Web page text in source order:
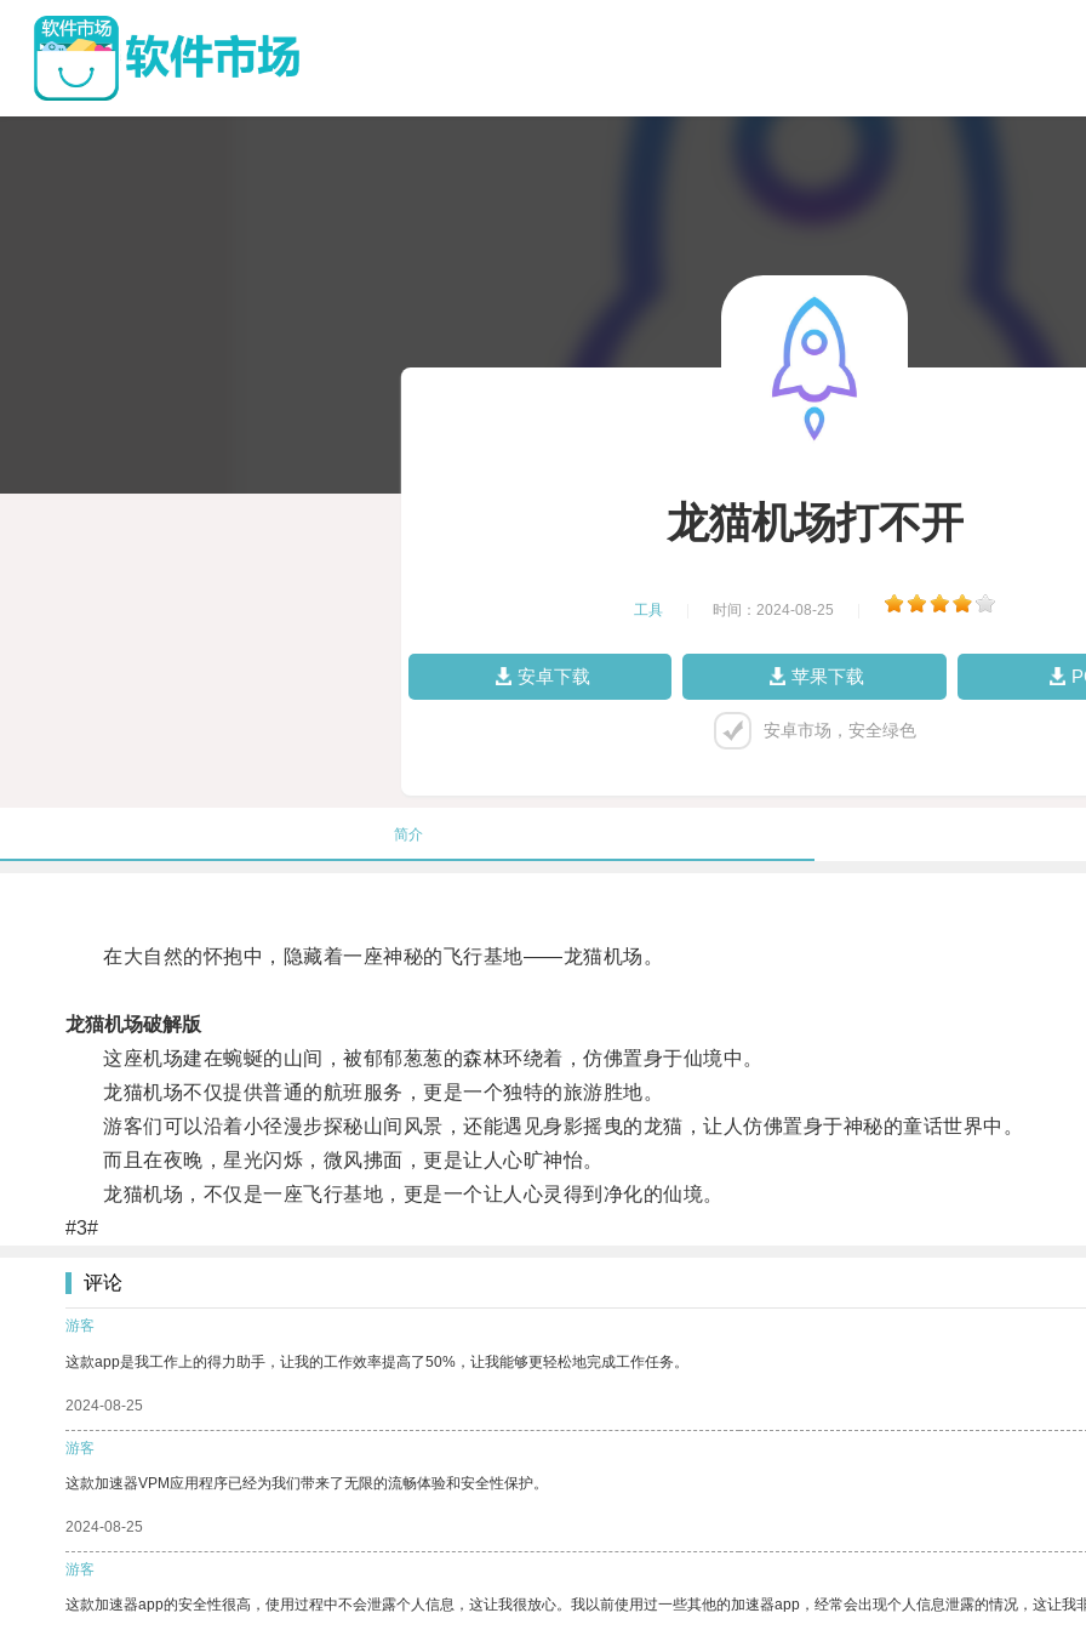
龙猫机场打不开
工具 时间：2024-08-25
安卓下载 苹果下载
安卓市场，安全绿色
简介
在大自然的怀抱中，隐藏着一座神秘的飞行基地——龙猫机场。
龙猫机场破解版
这座机场建在蜿蜒的山间，被郁郁葱葱的森林环绕着，仿佛置身于仙境中。
龙猫机场不仅提供普通的航班服务，更是一个独特的旅游胜地。
游客们可以沿着小径漫步探秘山间风景，还能遇见身影摇曳的龙猫，让人仿佛置身于神秘的童话世界中。
而且在夜晚，星光闪烁，微风拂面，更是让人心旷神怡。
龙猫机场，不仅是一座飞行基地，更是一个让人心灵得到净化的仙境。
#3#
评论
游客
这款app是我工作上的得力助手，让我的工作效率提高了50%，让我能够更轻松地完成工作任务。
2024-08-25
游客
这款加速器VPM应用程序已经为我们带来了无限的流畅体验和安全性保护。
2024-08-25
游客
这款加速器app的安全性很高，使用过程中不会泄露个人信息，这让我很放心。我以前使用过一些其他的加速器app，经常会出现个人信息泄露的情况，这让我